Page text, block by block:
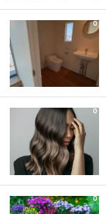
0
0
0